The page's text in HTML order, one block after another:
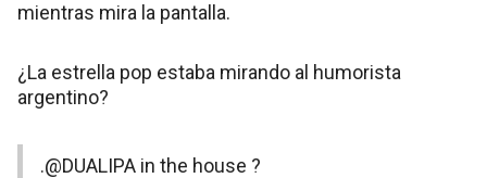
mientras mira la pantalla.
¿La estrella pop estaba mirando al humorista
argentino?
.@DUALIPA in the house ?